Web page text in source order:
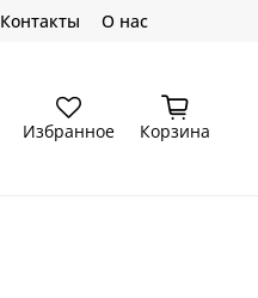
Контакты О нас
Избранное Корзина